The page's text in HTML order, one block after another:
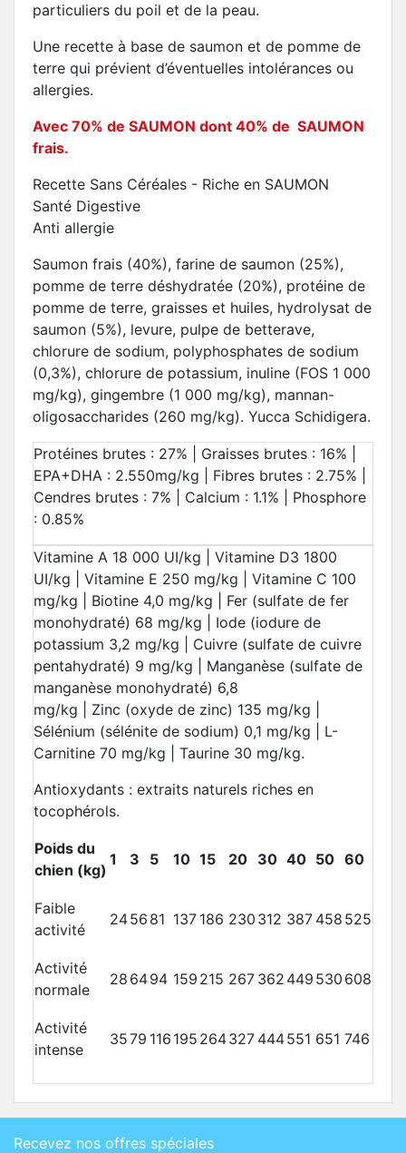
particuliers du poil et de la peau.
Une recette à base de saumon et de pomme de
terre qui prévient d’éventuelles intolérances ou
allergies.
Avec 70% de SAUMON dont 40% de SAUMON
frais.
Recette Sans Céréales - Riche en SAUMON
Santé Digestive
Anti allergie
Saumon frais (40%), farine de saumon (25%),
pomme de terre déshydratée (20%), protéine de
pomme de terre, graisses et huiles, hydrolysat de
saumon (5%), levure, pulpe de betterave,
chlorure de sodium, polyphosphates de sodium
(0,3%), chlorure de potassium, inuline (FOS 1 000
mg/kg), gingembre (1 000 mg/kg), mannan-
oligosaccharides (260 mg/kg). Yucca Schidigera.
Protéines brutes : 27% | Graisses brutes : 16% |
EPA+DHA : 2.550mg/kg | Fibres brutes : 2.75% |
Cendres brutes : 7% | Calcium : 1.1% | Phosphore
: 0.85%
Vitamine A 18 000 UI/kg | Vitamine D3 1800
UI/kg | Vitamine E 250 mg/kg | Vitamine C 100
mg/kg | Biotine 4,0 mg/kg | Fer (sulfate de fer
monohydraté) 68 mg/kg | Iode (iodure de
potassium 3,2 mg/kg | Cuivre (sulfate de cuivre
pentahydraté) 9 mg/kg | Manganèse (sulfate de
manganèse monohydraté) 6,8
mg/kg | Zinc (oxyde de zinc) 135 mg/kg |
Sélénium (sélénite de sodium) 0,1 mg/kg | L-
Carnitine 70 mg/kg | Taurine 30 mg/kg.
Antioxydants : extraits naturels riches en
tocophérols.
Poids du
chien (kg)
1 3 5 10 15 20 30 40 50 60
Faible
activité
2456 81 137 186 230 312 387 458 525
Activité
normale
28 6494 159 215 267 362 449 530 608
Activité
intense
3579 116 195 264327 444551 651 746
Recevez nos offres spéciales